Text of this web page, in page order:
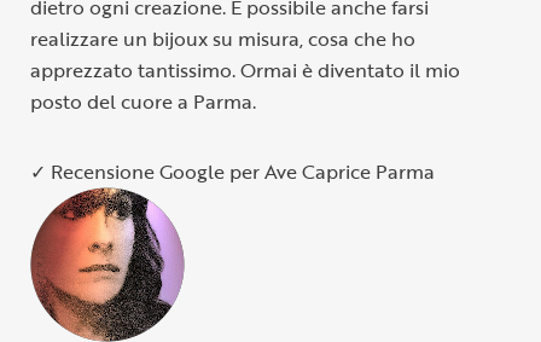
dietro ogni creazione. È possibile anche farsi
realizzare un bijoux su misura, cosa che ho
apprezzato tantissimo. Ormai è diventato il mio
posto del cuore a Parma.
✓ Recensione Google per Ave Caprice Parma